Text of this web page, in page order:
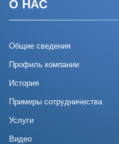
О НАС
Общие сведения
Профиль компании
История
Примеры сотрудничества
Услуги
Видео